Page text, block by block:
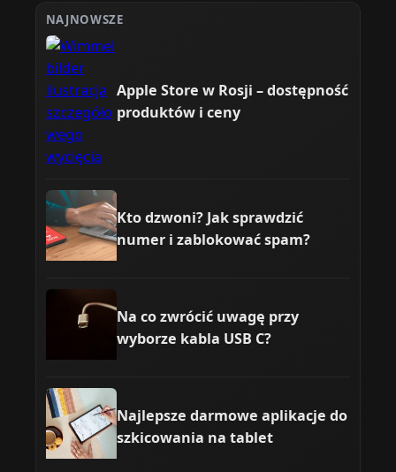
NAJNOWSZE
Apple Store w Rosji – dostępność
produktów i ceny
Kto dzwoni? Jak sprawdzić
numer i zablokować spam?
Na co zwrócić uwagę przy
wyborze kabla USB C?
Najlepsze darmowe aplikacje do
szkicowania na tablet